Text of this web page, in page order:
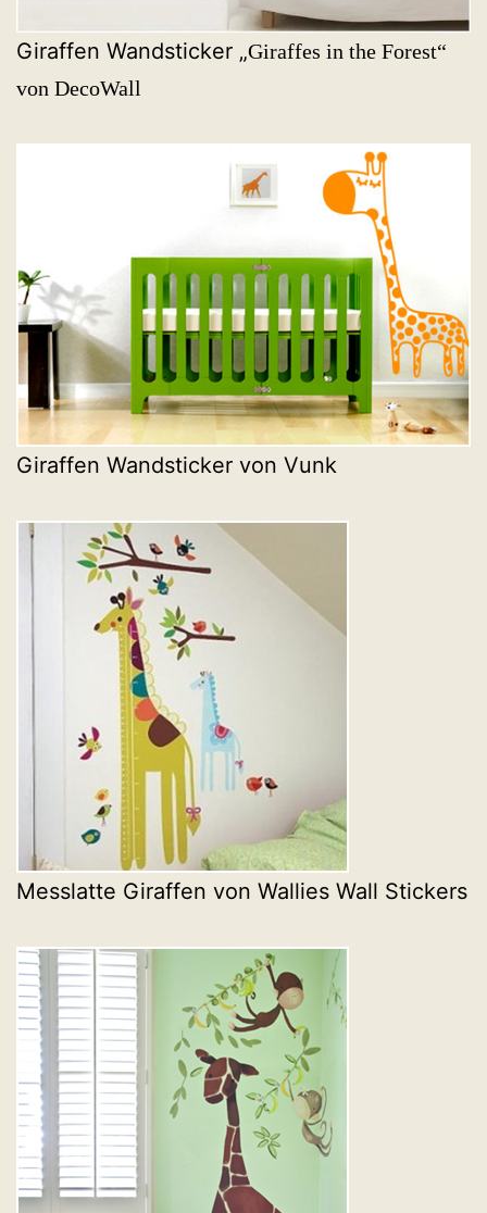
Giraffen Wandsticker „Giraffes in the Forest“
von DecoWall
Giraffen Wandsticker von Vunk
Messlatte Giraffen von Wallies Wall Stickers